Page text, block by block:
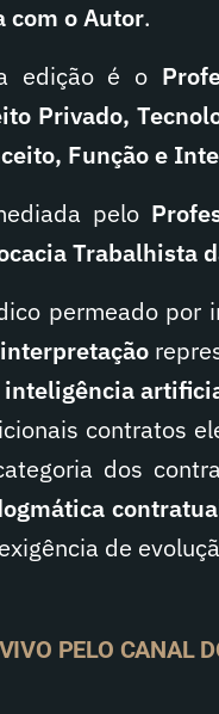
com o Autor.
edição é o
Privado,
Função e
pelo
Trabalhista
permeado por
inteligência
contratos
dos
de
PELO CANAL